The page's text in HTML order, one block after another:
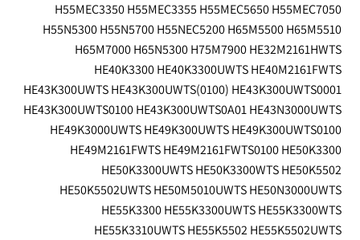
H55MEC3350 H55MEC3355 H55MEC5650 H55MEC7050
H55N5300 H55N5700 H55NEC5200 H65M5500 H65M5510
H65M7000 H65N5300 H75M7900 HE32M2161HWTS
HE40K3300 HE40K3300UWTS HE40M2161FWTS
HE43K300UWTS HE43K300UWTS(0100) HE43K300UWTS0001
HE43K300UWTS0100 HE43K300UWTS0A01 HE43N3000UWTS
HE49K3000UWTS HE49K300UWTS HE49K300UWTS0100
HE49M2161FWTS HE49M2161FWTS0100 HE50K3300
HE50K3300UWTS HE50K3300WTS HE50K5502
HE50K5502UWTS HE50M5010UWTS HE50N3000UWTS
HE55K3300 HE55K3300UWTS HE55K3300WTS
HE55K3310UWTS HE55K5502 HE55K5502UWTS